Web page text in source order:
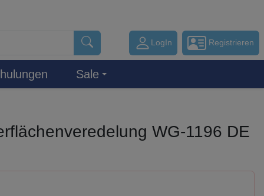
LogIn Registrieren
Sale
WG-1196 DE